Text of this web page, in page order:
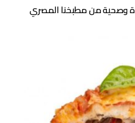
وصحية من مطبخنا المصري